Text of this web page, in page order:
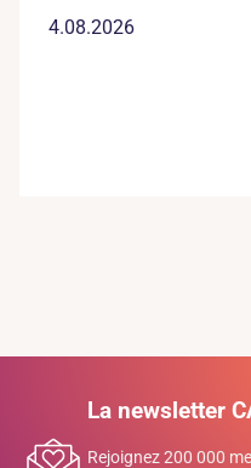
4.08.2026
La newsletter
Rejoignez 200 000